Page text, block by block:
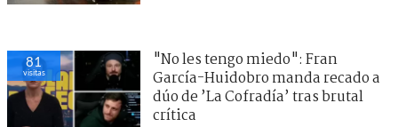
81
visitas
"No les tengo miedo": Fran
García-Huidobro manda recado a
dúo de ’La Cofradía’ tras brutal
crítica